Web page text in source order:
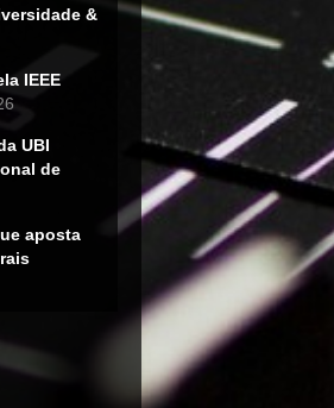
&
IEEE
UBI
de
aposta